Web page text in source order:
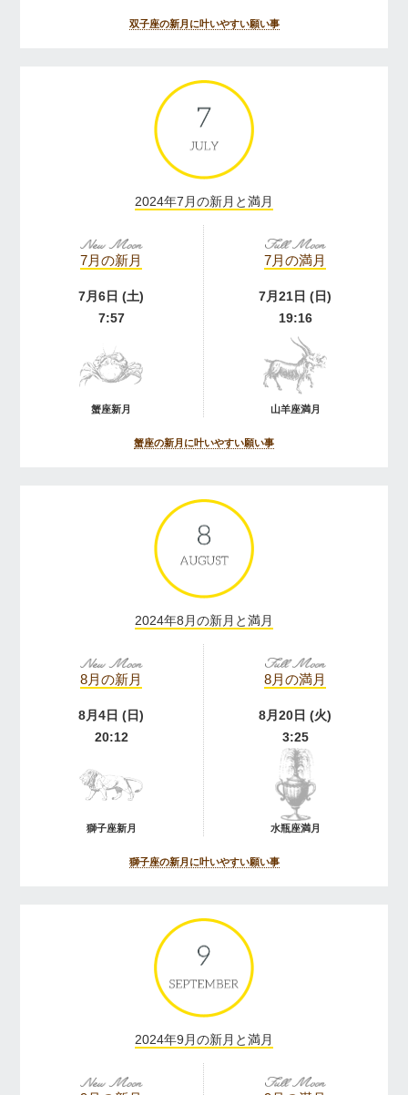
双子座の新月に叶いやすい願い事
2024年7月の新月と満月
7月の新月
7月6日 (土)
7:57
蟹座新月
7月の満月
7月21日 (日)
19:16
山羊座満月
蟹座の新月に叶いやすい願い事
2024年8月の新月と満月
8月の新月
8月4日 (日)
20:12
獅子座新月
8月の満月
8月20日 (火)
3:25
水瓶座満月
獅子座の新月に叶いやすい願い事
2024年9月の新月と満月